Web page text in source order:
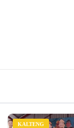
KALTENG